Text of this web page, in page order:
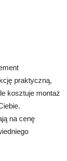
praktyczną,
kosztuje montaż
na cenę